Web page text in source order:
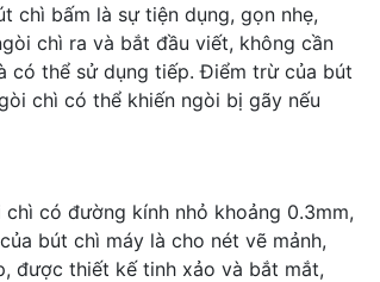
chì bấm là sự tiện dụng, gọn nhẹ,
chì ra và bắt đầu viết, không cần
có thể sử dụng tiếp. Điểm trừ của bút
chì có thể khiến ngòi bị gãy nếu
có đường kính nhỏ khoảng 0.3mm,
bút chì máy là cho nét vẽ mảnh,
được thiết kế tinh xảo và bắt mắt,